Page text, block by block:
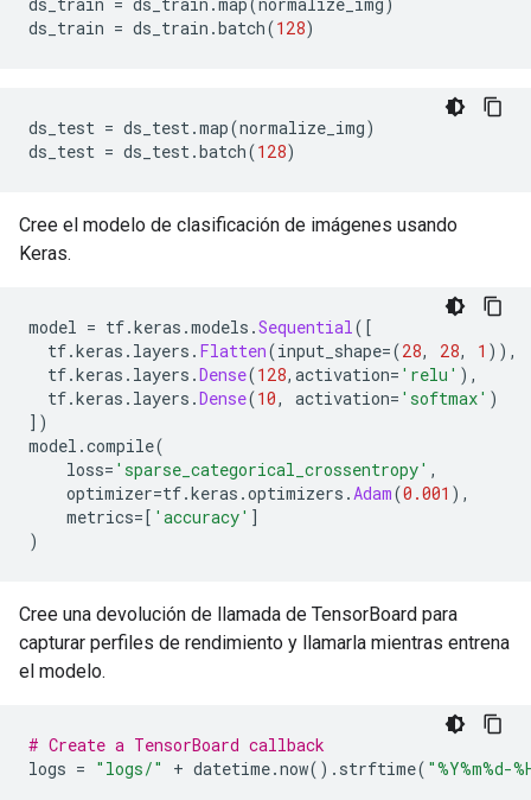
ds_train = ds_train .batch(128)
ds_test = ds_test.map(normalize_img)
ds_test = ds_test.batch(128)
Cree el modelo de clasificación de imágenes usando
Keras.
model = tf.keras .models .Sequential([
tf.keras . layers . Flatten(input_shape=(28, 28, 1 )),
tf.keras . layers .Dense(128, activation= 'relu' ),
tf.keras . layers .Dense(10, activation= 'softmax' )
])
model .compile(
loss= 'sparse_categorical_crossentropy' ,
optimizer=tf.keras .optimizers .Adam(0.001 ),
metrics=[ 'accuracy' ]
)
Cree una devolución de llamada de TensorBoard para
capturar perfiles de rendimiento y llamarla mientras entrena
el modelo.
# Create a TensorBoard callback
logs = "logs/" + datetime.now(). strftime( "%Y%m%d-